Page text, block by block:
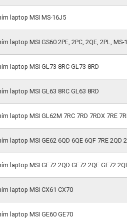
laptop MSI MS-16J5
laptop MSI GS60 2PE, 2PC, 2QE, 2PL, MS-
laptop MSI GL73 8RC GL73 8RD
laptop MSI GL63 8RC GL63 8RD
laptop MSI GL62M 7RC 7RD 7RDX 7RE
laptop MSI GE62 6QD 6QE 6QF 7RE 2QD
laptop MSI GE72 2QD GE72 2QE GE72
laptop MSI CX61 CX70
laptop MSI GE60 GE70